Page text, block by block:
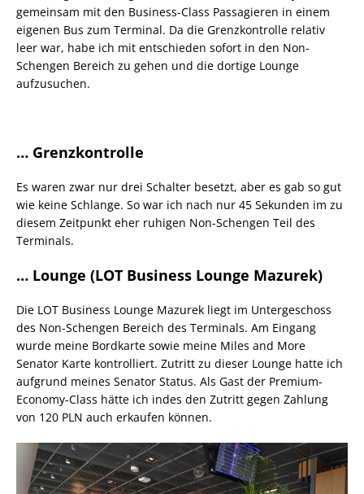
gemeinsam mit den Business-Class Passagieren in einem
eigenen Bus zum Terminal. Da die Grenzkontrolle relativ
leer war, habe ich mit entschieden sofort in den Non-
Schengen Bereich zu gehen und die dortige Lounge
aufzusuchen.
… Grenzkontrolle
Es waren zwar nur drei Schalter besetzt, aber es gab so gut
wie keine Schlange. So war ich nach nur 45 Sekunden im zu
diesem Zeitpunkt eher ruhigen Non-Schengen Teil des
Terminals.
… Lounge (LOT Business Lounge Mazurek)
Die LOT Business Lounge Mazurek liegt im Untergeschoss
des Non-Schengen Bereich des Terminals. Am Eingang
wurde meine Bordkarte sowie meine Miles and More
Senator Karte kontrolliert. Zutritt zu dieser Lounge hatte ich
aufgrund meines Senator Status. Als Gast der Premium-
Economy-Class hätte ich indes den Zutritt gegen Zahlung
von 120 PLN auch erkaufen können.